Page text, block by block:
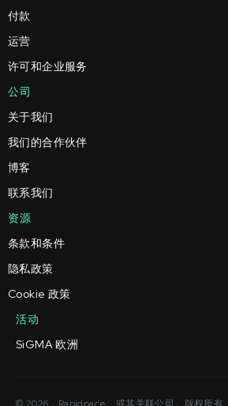
付款
运营
许可和企业服务
公司
关于我们
我们的合作伙伴
博客
联系我们
资源
条款和条件
隐私政策
Cookie 政策
活动
SiGMA 欧洲
© 2026，Rapidpace。或其关联公司。版权所有。